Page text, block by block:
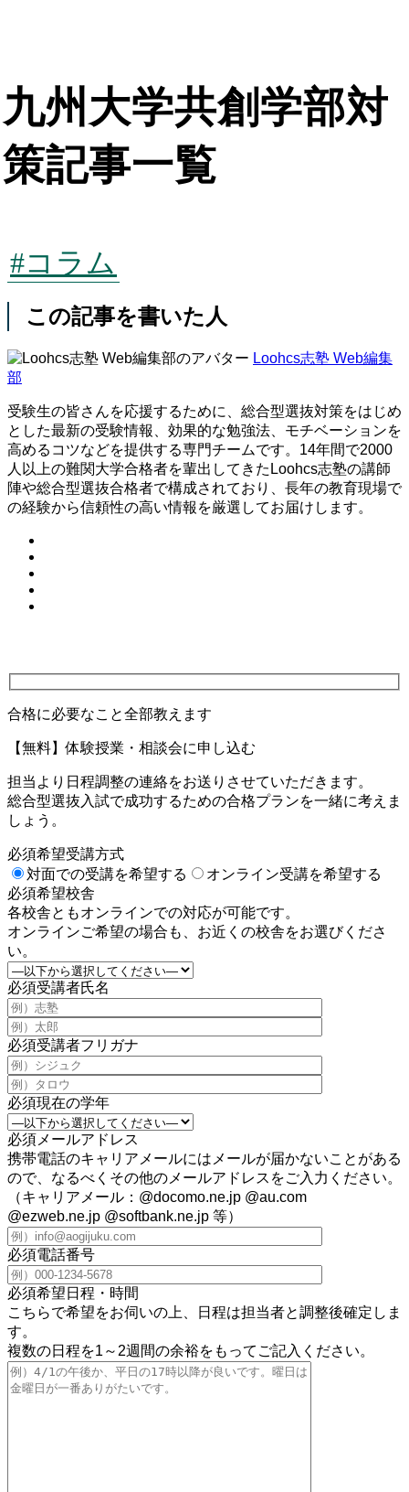
九州大学共創学部対
策記事一覧
#コラム
この記事を書いた人
Loohcs志塾 Web編集
部
受験生の皆さんを応援するために、総合型選抜対策をはじめ
とした最新の受験情報、効果的な勉強法、モチベーションを
高めるコツなどを提供する専門チームです。14年間で2000
人以上の難関大学合格者を輩出してきたLoohcs志塾の講師
陣や総合型選抜合格者で構成されており、長年の教育現場で
の経験から信頼性の高い情報を厳選してお届けします。
合格に必要なこと全部教えます
【無料】体験授業・相談会に申し込む
担当より日程調整の連絡をお送りさせていただきます。
総合型選抜入試で成功するための合格プランを一緒に考えま
しょう。
必須希望受講方式
対面での受講を希望する
オンライン受講を希望する
必須希望校舎
各校舎ともオンラインでの対応が可能です。
オンラインご希望の場合も、お近くの校舎をお選びくださ
い。
必須受講者氏名
必須受講者フリガナ
必須現在の学年
必須 メールアドレス
携帯電話のキャリアメールにはメールが届かないことがある
ので、なるべくその他のメールアドレスをご入力ください。
（キャリアメール：@docomo.ne.jp @au.com
@ezweb.ne.jp @softbank.ne.jp 等）
必須電話番号
必須希望日程・時間
こちらで希望をお伺いの上、日程は担当者と調整後確定しま
す。
複数の日程を1～2週間の余裕をもってご記入ください。